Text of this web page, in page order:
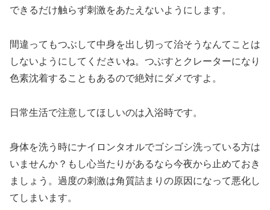
できるだけ触らず刺激をあたえないようにします。
間違ってもつぶして中身を出し切って治そうなんてことは
しないようにしてくださいね。つぶすとクレーターになり
色素沈着することもあるので絶対にダメですよ。
日常生活で注意してほしいのは入浴時です。
身体を洗う時にナイロンタオルでゴシゴシ洗っている方は
いませんか？もし心当たりがあるなら今夜から止めておき
ましょう。過度の刺激は角質詰まりの原因になって悪化し
てしまいます。